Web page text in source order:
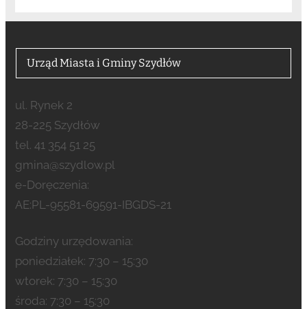
Urząd Miasta i Gminy Szydłów
ul. Rynek 2
28-225 Szydłów
tel. 41 354 51 25
gmina@szydlow.pl
e-Doręczenia:
AE:PL-95581-69591-IBGDS-21
Godziny urzędowania:
poniedziałek: 7:30 – 15:30
wtorek: 7:30 – 15:30
środa: 7:30 – 15:30